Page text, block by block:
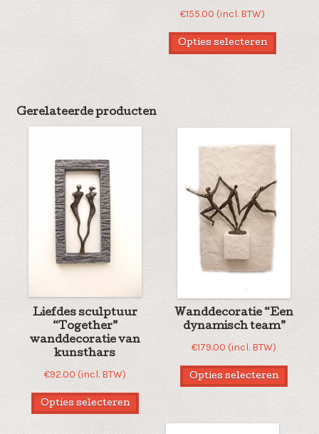
€155.00 (incl. BTW)
Opties selecteren
Gerelateerde producten
Liefdes sculptuur
“Together”
wanddecoratie van
kunsthars
€92.00 (incl. BTW)
Opties selecteren
Wanddecoratie “Een
dynamisch team”
€179.00 (incl. BTW)
Opties selecteren